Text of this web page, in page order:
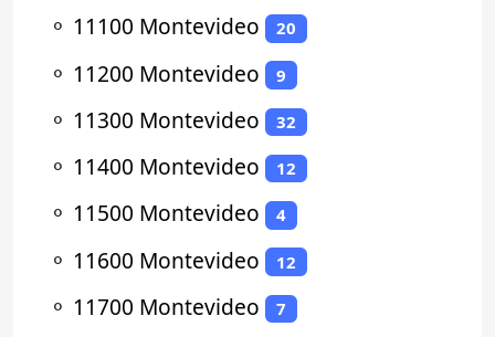
⚬ 11100 Montevideo 20
⚬ 11200 Montevideo 9
⚬ 11300 Montevideo 32
⚬ 11400 Montevideo 12
⚬ 11500 Montevideo 4
⚬ 11600 Montevideo 12
⚬ 11700 Montevideo 7